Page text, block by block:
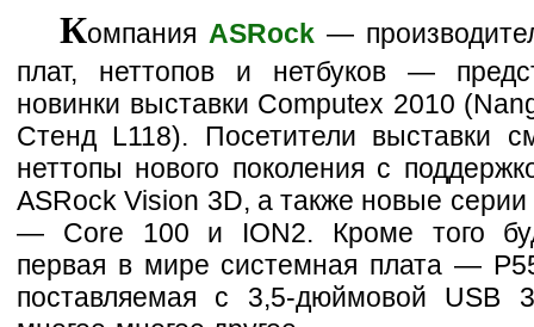
Компания ASRock —
плат, неттопов и нетбуков —
новинки выставки Computex 2010
Стенд L118). Посетители выставки
неттопы нового поколения с
ASRock Vision 3D, а также новые
— Core 100 и ION2. Кроме того
первая в мире системная плата —
поставляемая с 3,5-дюймовой USB